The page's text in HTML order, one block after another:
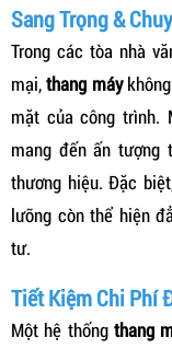
Sang Trọng &
Trong các tòa nhà
mại,thang máy
mặt của công trình.
mang đến ấn tượng
thương hiệu. Đặc
lưỡng còn thể hiện
tư.
Tiết Kiệm Chi Phí
Một hệ thống thang